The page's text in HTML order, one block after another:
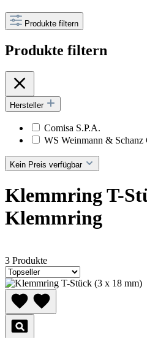
Produkte filtern
Produkte filtern
Hersteller
Comisa S.P.A.
WS Weinmann & Schanz
Kein Preis verfügbar
Klemmring T-
Klemmring
3 Produkte